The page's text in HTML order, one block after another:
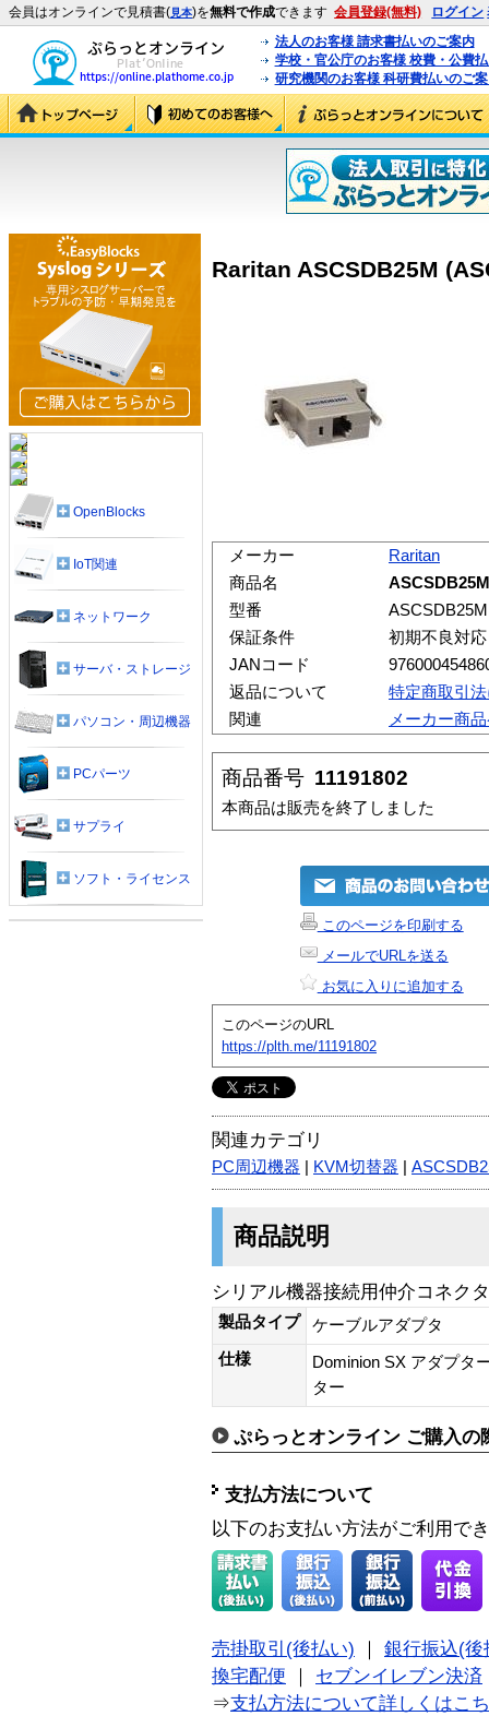
会員はオンラインで見積書(見本)を無料で作成できます 会員登録(無料) ログイン
法人のお客様 請求書払いのご案内
学校・官公庁のお客様 校費・公費
研究機関のお客様 科研費払いのご
Raritan ASCSDB25M
メーカー
Raritan
商品名
ASCSDB25M
型番
ASCSDB25M
保証条件
初期不良対
JANコード
返品について
特定商取引
関連
メーカー商
商品番号 11191802
本商品は販売を終了しました
このページを印刷する
メールでURLを送る
お気に入りに追加する
このページのURL
https://plth.me/11191802
関連カテゴリ
PC周辺機器 KVM切替器
商品説明
シリアル機器接続用仲介コネク
製品タイプ
ケーブルアダプタ
仕様
Dominion SX アダプタ
ター
ぷらっとオンライン ご購入の
支払方法について
以下のお支払い方法がご利用で
売掛取引(後払い)
銀行振込(後
換宅配便
セブンイレブン決済
⇒支払方法について詳しくはこ
OpenBlocks
IoT関連
ネットワーク
サーバ・ストレージ
パソコン・周辺機器
PCパーツ
サプライ
ソフト・ライセンス